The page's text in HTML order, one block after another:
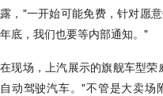
露，"一开始可能免费，针对愿
年底，我们也要等内部通知。"
在现场，上汽展示的旗舰车型荣
自动驾驶汽车。"不管是大卖